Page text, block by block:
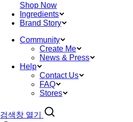
Shop Now
Ingredients
Brand Story
Community
Create Me
News & Press
Help
Contact Us
FAQ
Stores
검색창 열기